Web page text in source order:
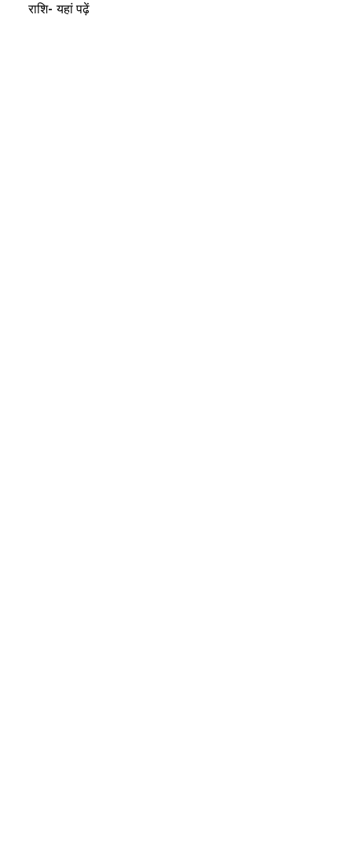
राशि- यहां पढ़ें